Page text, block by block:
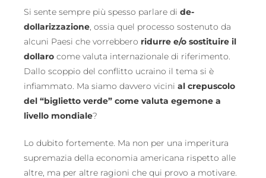
Si sente sempre più spesso parlare dide-
dollarizzazione, ossia quel processo sostenuto da
alcuni Paesi che vorrebbero ridurre e/o sostituire il
dollaro come valuta internazionale di riferimento.
Dallo scoppio del conflitto ucraino il tema si è
infiammato. Ma siamo davvero vicinial crepuscolo
del “biglietto verde” come valuta egemone a
livello mondiale?
Lo dubito fortemente. Ma non per una imperitura
supremazia della economia americana rispetto alle
altre, ma per altre ragioni che qui provo a motivare.